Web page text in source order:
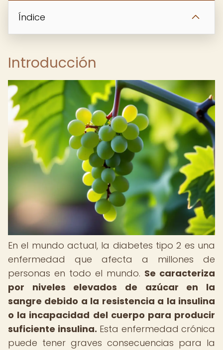
Índice
Introducción
En el mundo actual, la diabetes tipo 2 es una
enfermedad que afecta a millones de
personas en todo el mundo. Se caracteriza
por niveles elevados de azúcar en la
sangre debido a la resistencia a la insulina
o la incapacidad del cuerpo para producir
suficiente insulina. Esta enfermedad crónica
puede tener graves consecuencias para la